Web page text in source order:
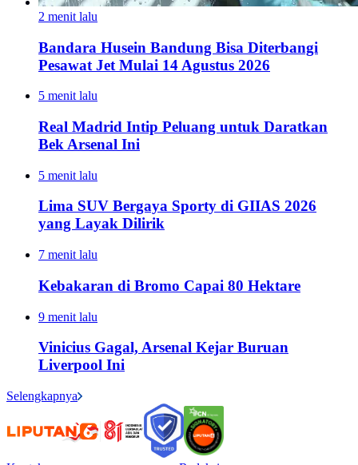
2 menit lalu
Bandara Husein Bandung Bisa Diterbangi
Pesawat Jet Mulai 14 Agustus 2026
5 menit lalu
Real Madrid Intip Peluang untuk Daratkan
Bek Arsenal Ini
5 menit lalu
Lima SUV Bergaya Sporty di GIIAS 2026
yang Layak Dilirik
7 menit lalu
Kebakaran di Bromo Capai 80 Hektare
9 menit lalu
Vinicius Gagal, Arsenal Kejar Buruan
Liverpool Ini
Selengkapnya